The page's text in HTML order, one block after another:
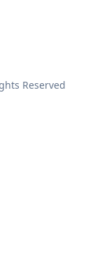
Reserved